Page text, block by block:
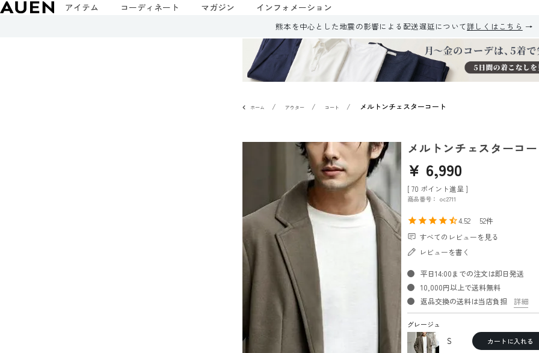
アイテム コーディネート マガジン インフォメーション
熊本を中心とした地震の影響による配送遅延について詳しくはこちら
ホーム アウター コート メルトンチェスターコート
メルトンチェスターコ
¥ 6,990
[ 70 ポイント進呈 ]
商品番号 oc2711
4.52
52
すべてのレビューを見る
レビューを書く
平日14:00までの注文は即日発送
10,000円以上で送料無料
返品交換の送料は当店負担
詳細
グレージュ
S カートに入れる